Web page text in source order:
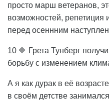
просто марш ветеранов,
возможностей,
перед осеннним
10 🔶 Грета Тунберг
борьбу с изменением
А я как дурак в её
в своём детстве